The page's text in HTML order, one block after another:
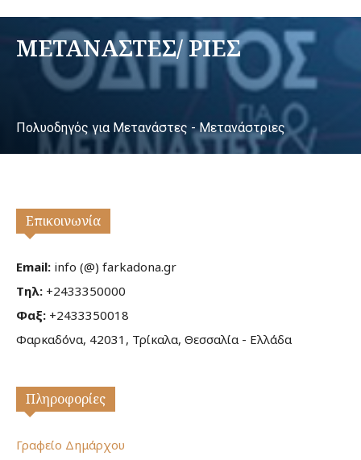
ΜΕΤΑΝΑΣΤΕΣ/ ΡΙΕΣ
Πολυοδηγός για Μετανάστες - Μετανάστριες
Επικοινωνία
Email: info (@) farkadona.gr
Τηλ: +2433350000
Φαξ: +2433350018
Φαρκαδόνα, 42031, Τρίκαλα, Θεσσαλία - Ελλάδα
Πληροφορίες
Γραφείο Δημάρχου